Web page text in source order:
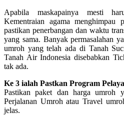
Apabila maskapainya mesti
Kementraian agama menghimpau
pastikan penerbangan dan waktu
yang sama. Banyak permasalahan
umroh yang telah ada di Tanah
Tanah Air Indonesia disebabkan
tak ada.
Ke 3 ialah Pastkan Program
Pastikan paket dan harga umroh
Perjalanan Umroh atau Travel
jelas.